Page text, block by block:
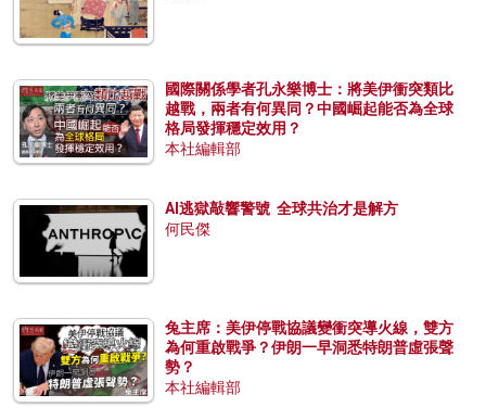
國際關係學者孔永樂博士：將美伊衝突類比
越戰，兩者有何異同？中國崛起能否為全球
格局發揮穩定效用？
本社編輯部
AI逃獄敲響警號 全球共治才是解方
何民傑
兔主席：美伊停戰協議變衝突導火線，雙方
為何重啟戰爭？伊朗一早洞悉特朗普虛張聲
勢？
本社編輯部